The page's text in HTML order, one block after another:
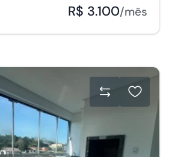
R$ 3.100/mês